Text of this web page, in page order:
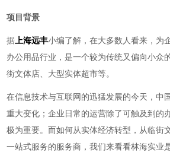
项目背景
据上海远丰小编了解，在大多数人看来，为
办公用品行业，是一个较为传统又偏向小众
街文体店、大型实体超市等。
在信息技术与互联网的迅猛发展的今天，中
重大变化；企业日常的运营除了可触及到的
极为重要。而如何从实体经济转型，从临街
一站式服务的服务商，我们来看看林海实业